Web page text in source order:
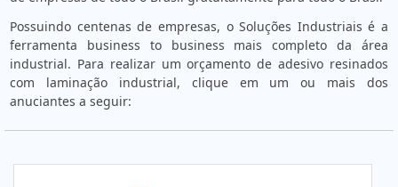
Possuindo centenas de empresas, o Soluções Industriais é a
ferramenta business to business mais completo da área
industrial. Para realizar um orçamento de adesivo resinados
com laminação industrial, clique em um ou mais dos
anuciantes a seguir: